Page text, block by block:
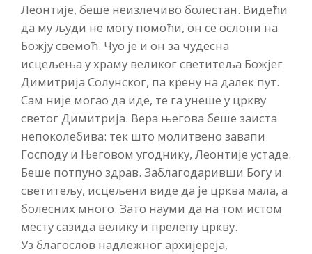
Леонтије, беше неизлечиво болестан. Видећи
да му људи не могу помоћи, он се ослони на
Божју свемоћ. Чуо је и он за чудесна
исцељења у храму великог светитеља Божјег
Димитрија Солунског, па крену на далек пут.
Сам није могао да иде, те га унеше у цркву
светог Димитрија. Вера његова беше заиста
непоколебива: тек што молитвено завапи
Господу и Његовом угоднику, Леонтије устаде.
Беше потпуно здрав. Заблагодаривши Богу и
светитељу, исцељени виде да је црква мала, а
болесних много. Зато науми да на том истом
месту сазида велику и прелепу цркву.
Уз благослов надлежног архијереја,